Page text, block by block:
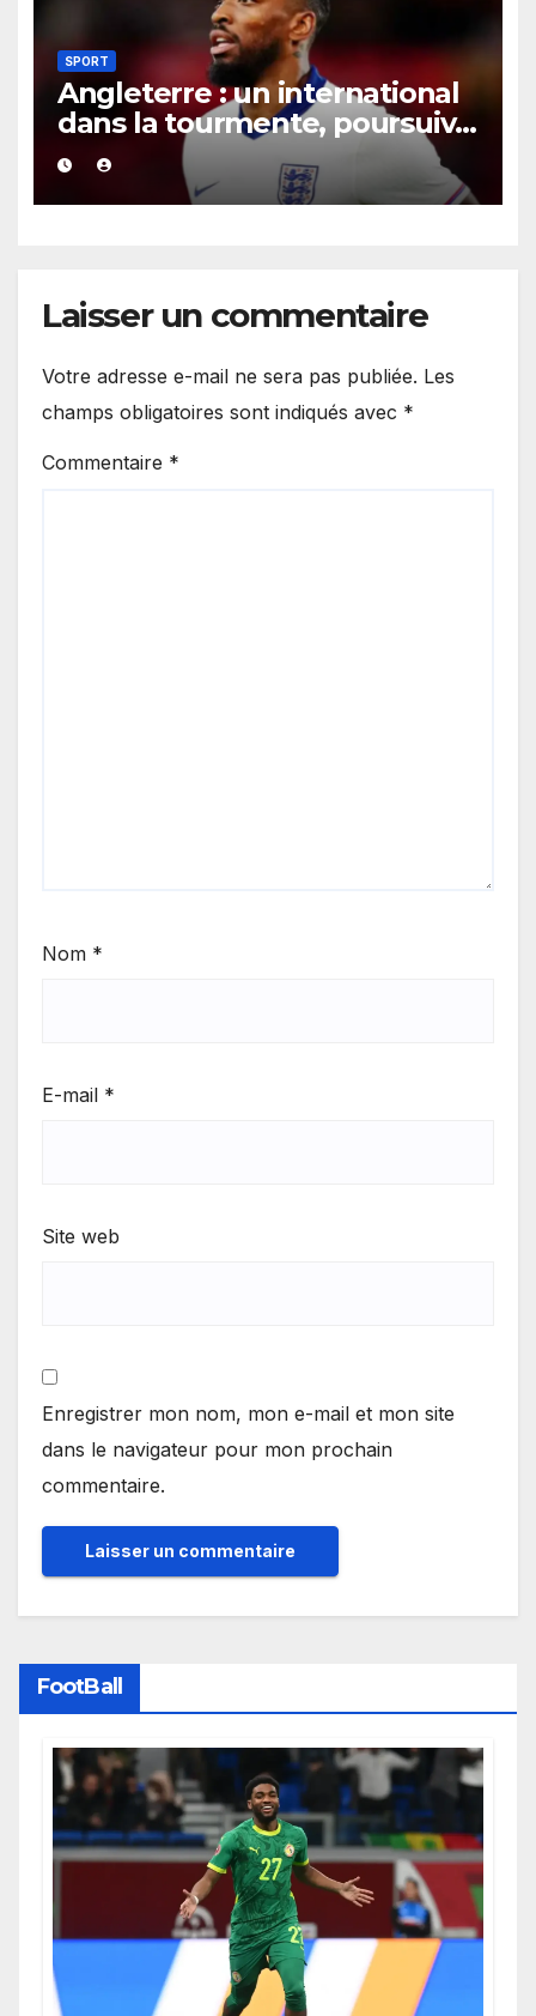
SPORT
Angleterre : un international
dans la tourmente, poursuivi
après une présumée
agression survenue en boîte
de nuit.
Laisser un commentaire
Votre adresse e-mail ne sera pas publiée. Les
champs obligatoires sont indiqués avec *
Commentaire *
Nom *
E-mail *
Site web
Enregistrer mon nom, mon e-mail et mon site
dans le navigateur pour mon prochain
commentaire.
FootBall